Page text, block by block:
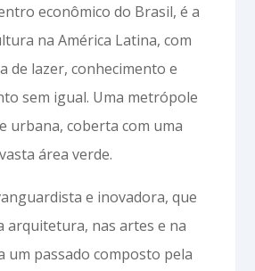
econômico do Brasil, é a
na América Latina, com
de lazer, conhecimento e
sem igual. Uma metrópole
urbana, coberta com uma
vasta área verde.
e inovadora, que
arquitetura, nas artes e na
um passado composto pela